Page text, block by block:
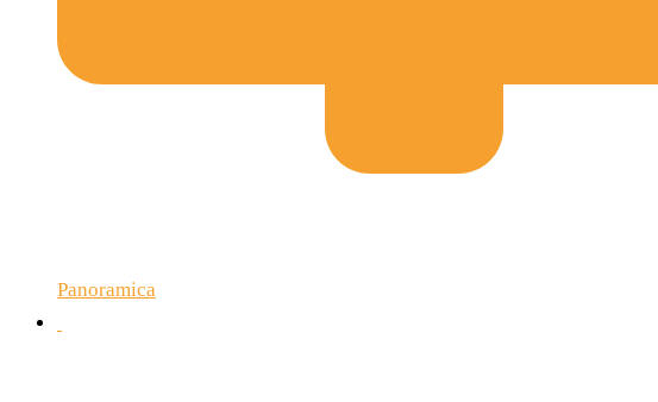
Panoramica